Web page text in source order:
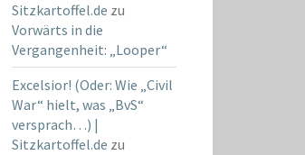
Sitzkartoffel.de zu
Vorwärts in die
Vergangenheit: „Looper“
Excelsior! (Oder: Wie „Civil
War“ hielt, was „BvS“
versprach…) |
Sitzkartoffel.de zu